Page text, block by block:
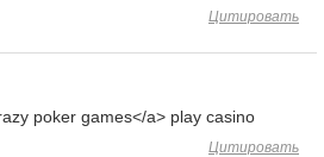
Цитировать
poker games</a> play casino
Цитировать